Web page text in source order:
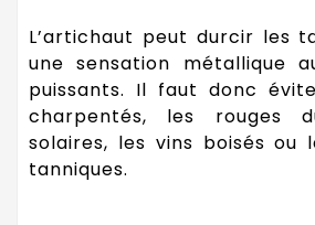
L’artichaut peut durcir les
une sensation métallique
puissants. Il faut donc
charpentés, les rouges
solaires, les vins boisés ou
tanniques.